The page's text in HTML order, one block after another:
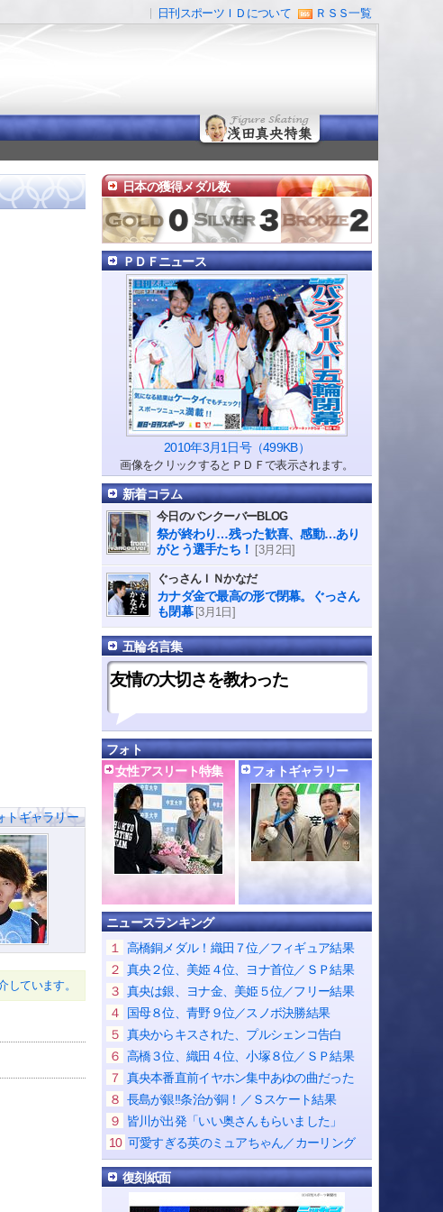
日刊スポーツＩＤについて ＲＳＳ一覧
トギャラリー
しています。
日本の獲得メダル数
ＰＤＦニュース
2010年3月1日号（499KB）
画像をクリックするとＰＤＦで表示されます。
新着コラム
今日のバンクーバーBLOG
祭が終わり…残った歓喜、感動…あり
がとう選手たち！ [3月2日]
ぐっさんＩＮかなだ
カナダ金で最高の形で閉幕。ぐっさん
も閉幕 [3月1日]
五輪名言集
友情の大切さを教わった
フォト
女性アスリート特集
フォトギャラリー
ニュースランキング
１
高橋銅メダル！織田７位／フィギュア結果
２ 真央２位、美姫４位、ヨナ首位／ＳＰ結果
３ 真央は銀、ヨナ金、美姫５位／フリー結果
４
国母８位、青野９位／スノボ決勝結果
５ 真央からキスされた、プルシェンコ告白
６ 高橋３位、織田４位、小塚８位／ＳＰ結果
７ 真央本番直前イヤホン集中あゆの曲だった
８ 長島が銀!!条治が銅！／Ｓスケート結果
９
皆川が出発「いい奥さんもらいました」
10 可愛すぎる英のミュアちゃん／カーリング
復刻紙面